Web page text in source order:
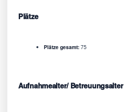
Plätze
Plätze gesamt:75
Aufnahmealter/ Betreuungsalter